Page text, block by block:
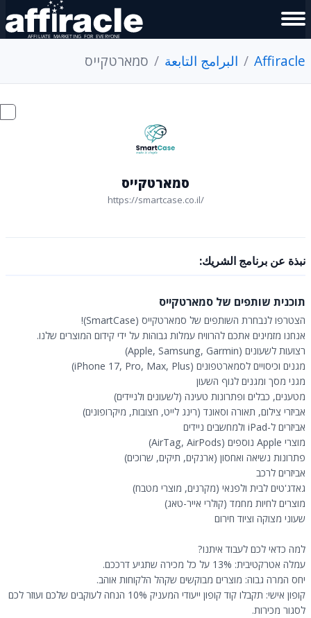
Affiracle البرامج التابعة סמארטקייס
סמארטקייס
https://smartcase.co.il/
نبذة عن برنامج الشريك:
תוכנית שותפים של סמארטקייס
הצטרפו לנבחרת השותפים של סמארטקייס (SmartCase)!
אנחנו מזמינים אתכם להרוויח עמלות גבוהות על ידי קידום המוצרים שלנו.
רצועות לשעונים (Apple, Samsung, Garmin)
מגנים וכיסויים לסמארטפונים (iPhone 17, Pro, Max, Plus)
מגני מסך ומגנים לגוף השעון
מטענים, כבלים ופתרונות טעינה (לשעונים ולניידים)
אביזרי צילום, תאורה וסאונד (רינג לייט, חצובות, מיקרופונים)
אביזרים ל-iPad ולמחשבים ניידים
מוצרי Apple נוספים (AirTag, AirPods)
פתרונות נשיאה ואחסון (ארנקים, תיקים, שרוכים)
אביזרים לרכב
גאדג'טים לבית ולפנאי (מקרנים, מוצרי מטבח)
מוצרים לחיות מחמד (קולרי אייר-טאג)
שעוני מצוקה וציוד חירום
למה כדאי לכם לעבוד איתנו?
עמלה אטרקטיבית: 13% על כל מכירה שתגיע דרככם.
יחס המרה גבוה: מוצרים מבוקשים שקהל הלקוחות אוהב.
קופון אישי: תקבלו קוד קופון ייעודי המעניק 10% הנחה לעוקבים שלכם ועוזר לכם
לסגור מכירות.